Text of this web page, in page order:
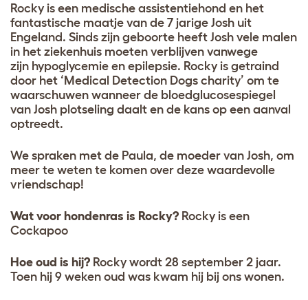
Rocky is een medische assistentiehond en het
fantastische maatje van de 7 jarige Josh uit
Engeland. Sinds zijn geboorte heeft Josh vele malen
in het ziekenhuis moeten verblijven vanwege
zijn hypoglycemie en epilepsie. Rocky is getraind
door het ‘Medical Detection Dogs charity’ om te
waarschuwen wanneer de bloedglucosespiegel
van Josh plotseling daalt en de kans op een aanval
optreedt.
We spraken met de Paula, de moeder van Josh, om
meer te weten te komen over deze waardevolle
vriendschap!
Wat voor hondenras is Rocky? Rocky is een
Cockapoo
Hoe oud is hij? Rocky wordt 28 september 2 jaar.
Toen hij 9 weken oud was kwam hij bij ons wonen.